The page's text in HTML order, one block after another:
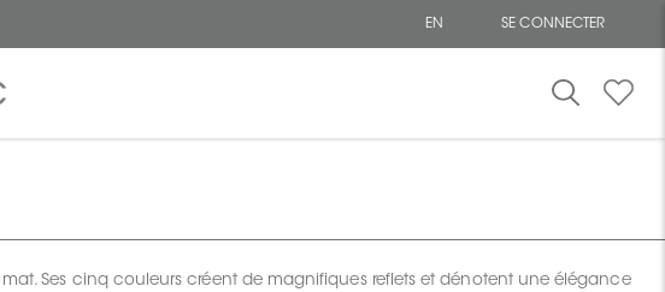
EN
SE CONNECTER
Ses cinq couleurs créent de magnifiques reflets et dénotent une élégance